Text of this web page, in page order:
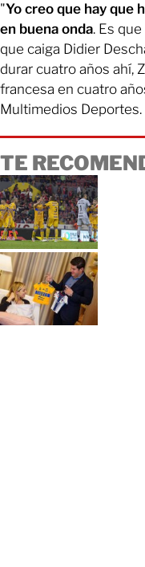
"Yo creo que hay que
en buena onda. Es
que caiga Didier
durar cuatro años ahí,
francesa en cuatro
Multimedios Deportes.
TE